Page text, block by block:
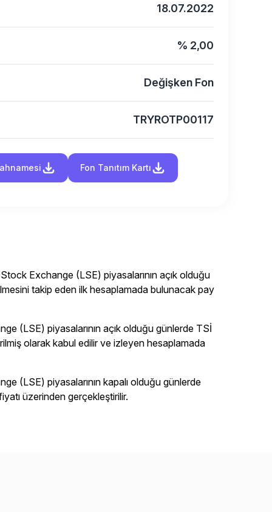
18.07.2022
% 2,00
Değişken Fon
TRYROTP00117
Fon Tanıtım Kartı
Exchange (LSE) piyasalarının açık olduğu
takip eden ilk hesaplamada bulunacak pay
(LSE) piyasalarının açık olduğu günlerde TSİ
olarak kabul edilir ve izleyen hesaplamada
(LSE) piyasalarının kapalı olduğu günlerde
üzerinden gerçekleştirilir.